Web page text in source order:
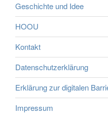
Geschichte und Idee
HOOU
Kontakt
Datenschutzerklärung
Erklärung zur digitalen
Impressum